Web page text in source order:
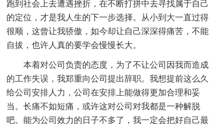
跑到社会上去遭遇挫折，在不断打拼中去寻找属于自己
的定位，才是我人生的下一步选择。从小到大一直过得
很顺，这曾让我骄傲，如今却让自己深深得痛苦，不能
自拔，也许人真的要学会慢慢长大。
本着对公司负责的态度，为了不让公司因我而造成
的工作失误，我郑重向公司提出辞职。我想提前这么久
给公司安排人力，公司在安排上能做得更加合理和妥
当。长痛不如短痛，或许这对公司对我都是一种解脱
吧。能为公司效力的日子不多了，我一定会把好自己最